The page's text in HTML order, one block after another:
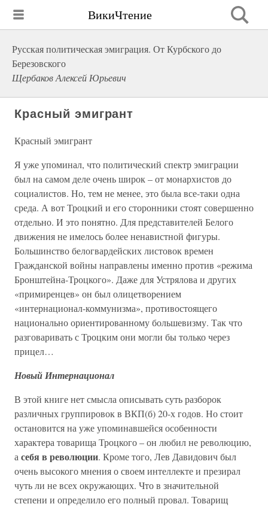
ВикиЧтение
Русская политическая эмиграция. От Курбского до
Березовского
Щербаков Алексей Юрьевич
Красный эмигрант
Красный эмигрант
Я уже упоминал, что политический спектр эмиграции
был на самом деле очень широк – от монархистов до
социалистов. Но, тем не менее, это была все-таки одна
среда. А вот Троцкий и его сторонники стоят совершенно
отдельно. И это понятно. Для представителей Белого
движения не имелось более ненавистной фигуры.
Большинство белогвардейских листовок времен
Гражданской войны направлены именно против «режима
Бронштейна-Троцкого». Даже для Устрялова и других
«примиренцев» он был олицетворением
«интернационал-коммунизма», противостоящего
национально ориентированному большевизму. Так что
разговаривать с Троцким они могли бы только через
прицел…
Новый Интернационал
В этой книге нет смысла описывать суть разборок
различных группировок в ВКП(б) 20-х годов. Но стоит
остановится на уже упоминавшейся особенности
характера товарища Троцкого – он любил не революцию,
а себя в революции. Кроме того, Лев Давидович был
очень высокого мнения о своем интеллекте и презирал
чуть ли не всех окружающих. Что в значительной
степени и определило его полный провал. Товарищ